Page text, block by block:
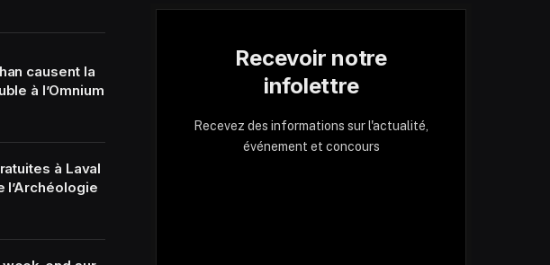
causent la
à l’Omnium
à Laval
l’Archéologie
Recevoir notre
infolettre
Recevez des informations sur l'actualité,
événement et concours